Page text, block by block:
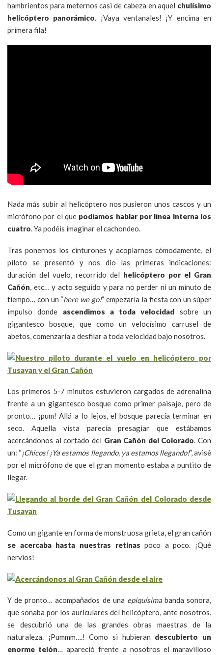
hambrientos para meternos casi de cabeza en aquel chulísimo
helicóptero panorámico. ¡Vaya ventanales! ¡Y encima en
primera fila!
Nada más subir al helicóptero nos pusieron unos cascos y un
micrófono por el que podíamos hablar por línea interna los
cuatro. Ya podéis imaginar el cachondeo.
Tras ponernos los cinturones y acoplarnos cómodamente, el
piloto se presentó y nos dio las primeras indicaciones:
duración del vuelo, recorrido del helicóptero por el Gran
Cañón, etc… y acto seguido y para no perder ni un minuto de
tiempo… con un “here we go!” empezaría la fiesta con un súper
impulso donde ascendimos a toda velocidad sobre un
gigantesco bosque, que como un velocísimo carrusel de
abetos, comenzaría a desfilar a toda velocidad bajo nosotros.
Los primeros 5-7 minutos estuvieron cargados de adrenalina
frente a un gigantesco bosque como primer paisaje, pero de
pronto… ¡pum! Allá a lo lejos, el bosque parecía terminar en
seco. Aquella vista parecía presagiar que estábamos
acercándonos al cortado del Gran Cañón del Colorado. Con
un: “¡Chicos! ¡Ya estamos llegando, ya estamos llegando!”, avisé
por el micrófono de que el gran momento estaba a puntito de
llegar.
Como un gigante en forma de monstruosa grieta, el gran cañón
se acercaba hasta nuestras retinas poco a poco. ¡Qué
nervios!
Y de pronto… acompañados de una epiquísimabanda sonora,
que sonaba por los auriculares del helicóptero, ante nosotros,
se descubrió una de las grandes obras maestras de la
naturaleza. ¡Pummm….! Como si hubieran descubierto un
enorme telón… apareció frente a nosotros el maravilloso